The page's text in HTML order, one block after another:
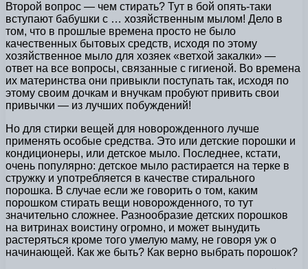
Второй вопрос — чем стирать? Тут в бой опять-таки
вступают бабушки с … хозяйственным мылом! Дело в
том, что в прошлые времена просто не было
качественных бытовых средств, исходя по этому
хозяйственное мыло для хозяек «ветхой закалки» —
ответ на все вопросы, связанные с гигиеной. Во времена
их материнства они привыкли поступать так, исходя по
этому своим дочкам и внучкам пробуют привить свои
привычки — из лучших побуждений!
Но для стирки вещей для новорожденного лучше
применять особые средства. Это или детские порошки и
кондиционеры, или детское мыло. Последнее, кстати,
очень популярно: детское мыло растирается на терке в
стружку и употребляется в качестве стирального
порошка. В случае если же говорить о том, каким
порошком стирать вещи новорожденного, то тут
значительно сложнее. Разнообразие детских порошков
на витринах воистину огромно, и может вынудить
растеряться кроме того умелую маму, не говоря уж о
начинающей. Как же быть? Как верно выбрать порошок?